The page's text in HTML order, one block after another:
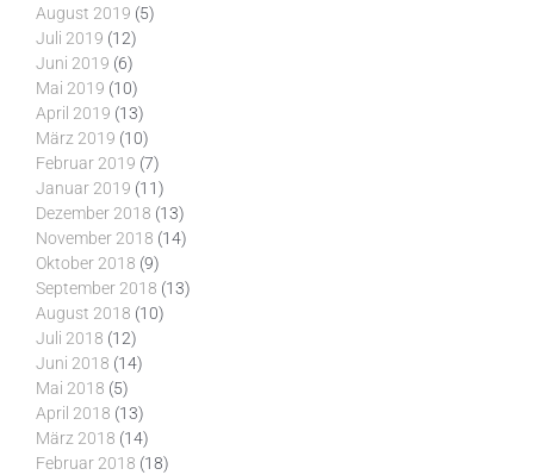
August 2019 (5)
Juli 2019 (12)
Juni 2019 (6)
Mai 2019 (10)
April 2019 (13)
März 2019 (10)
Februar 2019 (7)
Januar 2019 (11)
Dezember 2018 (13)
November 2018 (14)
Oktober 2018 (9)
September 2018 (13)
August 2018 (10)
Juli 2018 (12)
Juni 2018 (14)
Mai 2018 (5)
April 2018 (13)
März 2018 (14)
Februar 2018 (18)